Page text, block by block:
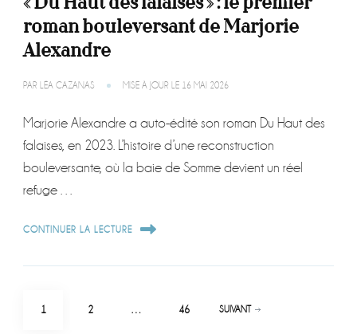
roman bouleversant de Marjorie
Alexandre
PAR LÉA CAZANAS MISE À JOUR LE 16 MAI 2026
Marjorie Alexandre a auto-édité son roman Du Haut des
falaises, en 2023. L’histoire d’une reconstruction
bouleversante, où la baie de Somme devient un réel
refuge …
CONTINUER LA LECTURE
Pagination
PAGE
1 PAGE
2 … PAGE
46 SUIVANT